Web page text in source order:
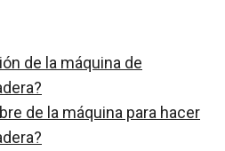
de la máquina de
de la máquina para hacer